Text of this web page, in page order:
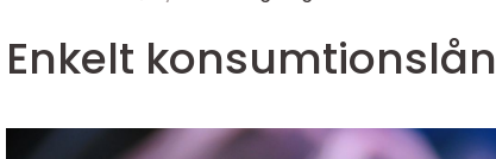
Enkelt konsumtionslån